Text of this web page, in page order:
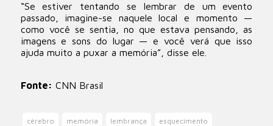
“Se estiver tentando se lembrar de um evento
passado, imagine-se naquele local e momento —
como você se sentia, no que estava pensando, as
imagens e sons do lugar — e você verá que isso
ajuda muito a puxar a memória”, disse ele.
Fonte: CNN Brasil
cérebro memória lembrança esquecimento